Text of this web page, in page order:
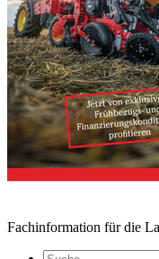
Fachinformation für die